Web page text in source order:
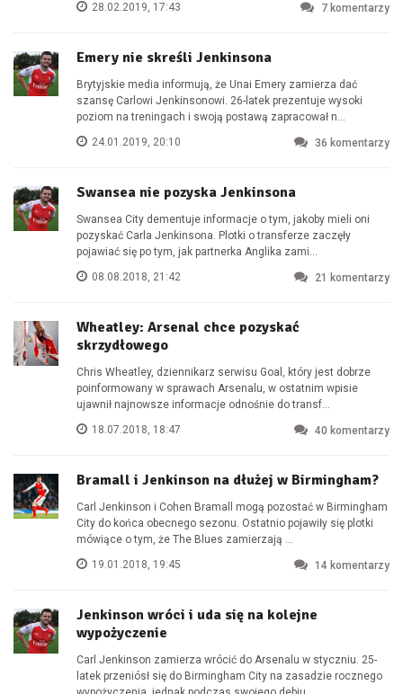
28.02.2019, 17:43
7 komentarzy
Emery nie skreśli Jenkinsona
Brytyjskie media informują, że Unai Emery zamierza dać
szansę Carlowi Jenkinsonowi. 26-latek prezentuje wysoki
poziom na treningach i swoją postawą zapracował n...
24.01.2019, 20:10
36 komentarzy
Swansea nie pozyska Jenkinsona
Swansea City dementuje informacje o tym, jakoby mieli oni
pozyskać Carla Jenkinsona. Plotki o transferze zaczęły
pojawiać się po tym, jak partnerka Anglika zami...
08.08.2018, 21:42
21 komentarzy
Wheatley: Arsenal chce pozyskać
skrzydłowego
Chris Wheatley, dziennikarz serwisu Goal, który jest dobrze
poinformowany w sprawach Arsenalu, w ostatnim wpisie
ujawnił najnowsze informacje odnośnie do transf...
18.07.2018, 18:47
40 komentarzy
Bramall i Jenkinson na dłużej w Birmingham?
Carl Jenkinson i Cohen Bramall mogą pozostać w Birmingham
City do końca obecnego sezonu. Ostatnio pojawiły się plotki
mówiące o tym, że The Blues zamierzają ...
19.01.2018, 19:45
14 komentarzy
Jenkinson wróci i uda się na kolejne
wypożyczenie
Carl Jenkinson zamierza wrócić do Arsenalu w styczniu. 25-
latek przeniósł się do Birmingham City na zasadzie rocznego